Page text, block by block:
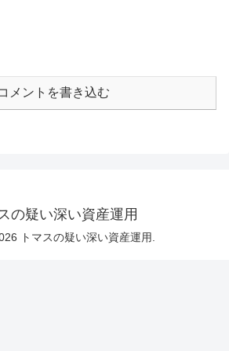
メントを書き込む
の疑い深い資産運用
トマスの疑い深い資産運用.